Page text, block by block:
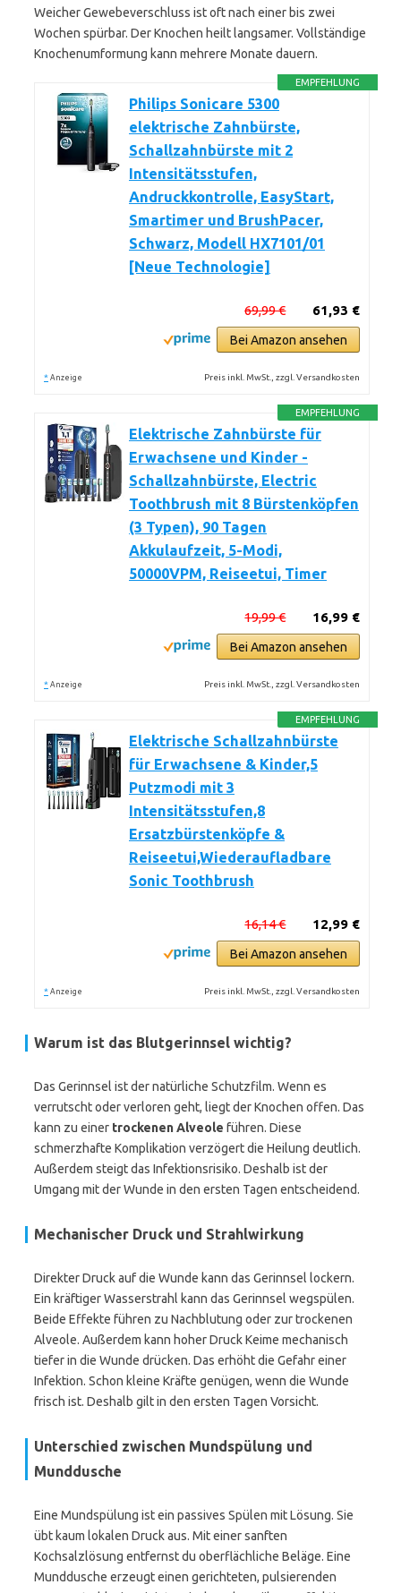
Weicher Gewebeverschluss ist oft nach einer bis zwei
Wochen spürbar. Der Knochen heilt langsamer. Vollständige
Knochenumformung kann mehrere Monate dauern.
EMPFEHLUNG
Philips Sonicare 5300
elektrische Zahnbürste,
Schallzahnbürste mit 2
Intensitätsstufen,
Andruckkontrolle, EasyStart,
Smartimer und BrushPacer,
Schwarz, Modell HX7101/01
[Neue Technologie]
61,93 €
69,99 €
Bei Amazon ansehen
* Anzeige Preis inkl. MwSt., zzgl. Versandkosten
EMPFEHLUNG
Elektrische Zahnbürste für
Erwachsene und Kinder -
Schallzahnbürste, Electric
Toothbrush mit 8 Bürstenköpfen
(3 Typen), 90 Tagen
Akkulaufzeit, 5-Modi,
50000VPM, Reiseetui, Timer
16,99 €
19,99 €
Bei Amazon ansehen
* Anzeige Preis inkl. MwSt., zzgl. Versandkosten
EMPFEHLUNG
Elektrische Schallzahnbürste
für Erwachsene & Kinder,5
Putzmodi mit 3
Intensitätsstufen,8
Ersatzbürstenköpfe &
Reiseetui,Wiederaufladbare
Sonic Toothbrush
12,99 €
16,14 €
Bei Amazon ansehen
* Anzeige Preis inkl. MwSt., zzgl. Versandkosten
Warum ist das Blutgerinnsel wichtig?
Das Gerinnsel ist der natürliche Schutzfilm. Wenn es
verrutscht oder verloren geht, liegt der Knochen offen. Das
kann zu einer trockenen Alveole führen. Diese
schmerzhafte Komplikation verzögert die Heilung deutlich.
Außerdem steigt das Infektionsrisiko. Deshalb ist der
Umgang mit der Wunde in den ersten Tagen entscheidend.
Mechanischer Druck und Strahlwirkung
Direkter Druck auf die Wunde kann das Gerinnsel lockern.
Ein kräftiger Wasserstrahl kann das Gerinnsel wegspülen.
Beide Effekte führen zu Nachblutung oder zur trockenen
Alveole. Außerdem kann hoher Druck Keime mechanisch
tiefer in die Wunde drücken. Das erhöht die Gefahr einer
Infektion. Schon kleine Kräfte genügen, wenn die Wunde
frisch ist. Deshalb gilt in den ersten Tagen Vorsicht.
Unterschied zwischen Mundspülung und
Munddusche
Eine Mundspülung ist ein passives Spülen mit Lösung. Sie
übt kaum lokalen Druck aus. Mit einer sanften
Kochsalzlösung entfernst du oberflächliche Beläge. Eine
Munddusche erzeugt einen gerichteten, pulsierenden